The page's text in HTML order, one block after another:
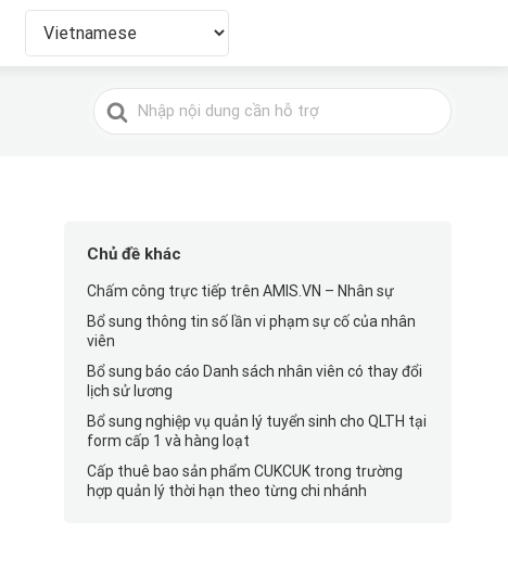
Tìm
kiếm
Chủ đề khác
Chấm công trực tiếp trên AMIS.VN – Nhân sự
Bổ sung thông tin số lần vi phạm sự cố của nhân
viên
Bổ sung báo cáo Danh sách nhân viên có thay đổi
lịch sử lương
Bổ sung nghiệp vụ quản lý tuyển sinh cho QLTH tại
form cấp 1 và hàng loạt
Cấp thuê bao sản phẩm CUKCUK trong trường
hợp quản lý thời hạn theo từng chi nhánh